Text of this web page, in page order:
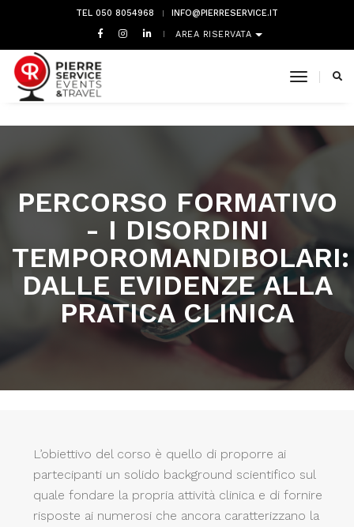
TEL 050 8054968 INFO@PIERRESERVICE.IT
AREA RISERVATA
toggle
PERCORSO FORMATIVO
- I DISORDINI
TEMPOROMANDIBOLARI:
DALLE EVIDENZE ALLA
PRATICA CLINICA
L’obiettivo del corso è quello di proporre ai
partecipanti un solido background scientifico sul
quale fondare la propria attività clinica e di fornire
risposte ai numerosi che ancora caratterizzano la